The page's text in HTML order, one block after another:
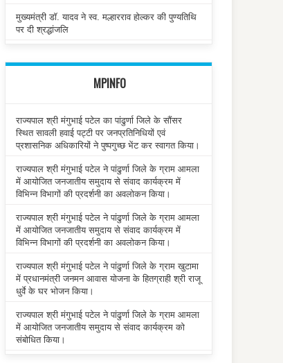
मुख्यमंत्री डॉ. यादव ने स्व. मल्हारराव होल्कर की पुण्यतिथि
पर दी श्रद्धांजलि
MPINFO
राज्यपाल श्री मंगुभाई पटेल का पांढुर्णा जिले के सौंसर
स्थित सावली हवाई पट्टी पर जनप्रतिनिधियों एवं
प्रशासनिक अधिकारियों ने पुष्पगुच्छ भेंट कर स्वागत किया।
राज्यपाल श्री मंगुभाई पटेल ने पांढुर्णा जिले के ग्राम आमला
में आयोजित जनजातीय समुदाय से संवाद कार्यक्रम में
विभिन्न विभागों की प्रदर्शनी का अवलोकन किया।
राज्यपाल श्री मंगुभाई पटेल ने पांढुर्णा जिले के ग्राम आमला
में आयोजित जनजातीय समुदाय से संवाद कार्यक्रम में
विभिन्न विभागों की प्रदर्शनी का अवलोकन किया।
राज्यपाल श्री मंगुभाई पटेल ने पांढुर्णा जिले के ग्राम खुटामा
में प्रधानमंत्री जनमन आवास योजना के हितग्राही श्री राजू
धुर्वे के घर भोजन किया।
राज्यपाल श्री मंगुभाई पटेल ने पांढुर्णा जिले के ग्राम आमला
में आयोजित जनजातीय समुदाय से संवाद कार्यक्रम को
संबोधित किया।